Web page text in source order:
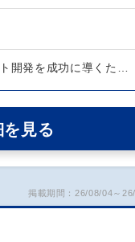
開発を成功に導くた…
を見る
掲載期間：26/08/04～